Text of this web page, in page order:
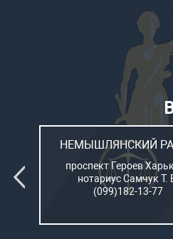
НЕМЫШЛЯНСКИЙ
проспект Героев
нотариус Самчук Т.
(099)182-13-77